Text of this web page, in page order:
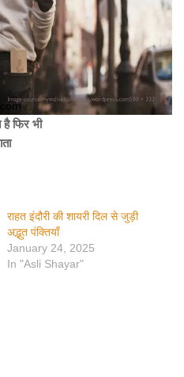
है फिर भी
राहत इंदौरी की शायरी दिल से जुड़ी
अद्भुत पंक्तियाँ
January 24, 2025
In "Asli Shayar"